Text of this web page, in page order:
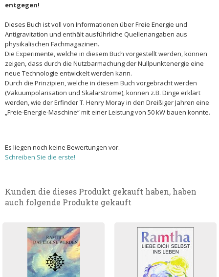
entgegen!
Dieses Buch ist voll von Informationen über Freie Energie und
Antigravitation und enthält ausführliche Quellenangaben aus
physikalischen Fachmagazinen.
Die Experimente, welche in diesem Buch vorgestellt werden, können
zeigen, dass durch die Nutzbarmachung der Nullpunktenergie eine
neue Technologie entwickelt werden kann.
Durch die Prinzipien, welche in diesem Buch vorgebracht werden
(Vakuumpolarisation und Skalarströme), können z.B. Dinge erklärt
werden, wie der Erfinder T. Henry Moray in den Dreißiger Jahren eine
„Freie-Energie-Maschine“ mit einer Leistung von 50 kW bauen konnte.
Es liegen noch keine Bewertungen vor.
Schreiben Sie die erste!
Kunden die dieses Produkt gekauft haben, haben
auch folgende Produkte gekauft